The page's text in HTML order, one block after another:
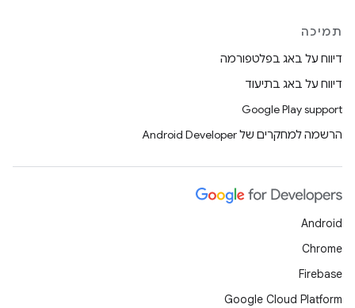
תמיכה
דיווח על באג בפלטפורמה
דיווח על באג בתיעוד
Google Play support
הרשמה למחקרים של Android Developer
Android
Chrome
Firebase
Google Cloud Platform